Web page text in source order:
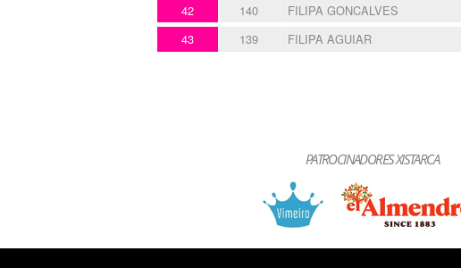
42 140 FILIPA GONCALVES
43 139 FILIPA AGUIAR
PATROCINADORES XISTARCA